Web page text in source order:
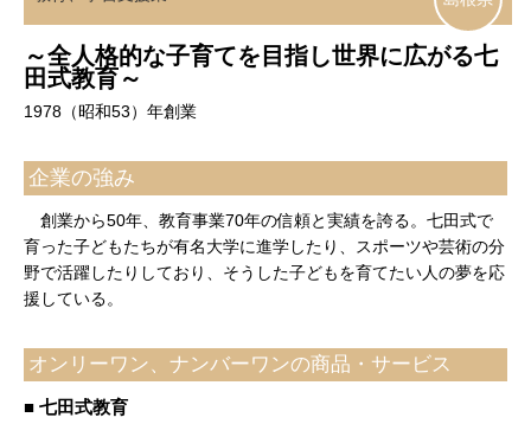
～全人格的な子育てを目指し世界に広がる七
田式教育～
1978（昭和53）年創業
企業の強み
創業から50年、教育事業70年の信頼と実績を誇る。七田式で
育った子どもたちが有名大学に進学したり、スポーツや芸術の分
野で活躍したりしており、そうした子どもを育てたい人の夢を応
援している。
オンリーワン、ナンバーワンの商品・サービス
■ 七田式教育